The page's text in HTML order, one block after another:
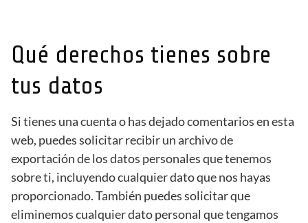
Qué derechos tienes sobre
tus datos
Si tienes una cuenta o has dejado comentarios en esta
web, puedes solicitar recibir un archivo de
exportación de los datos personales que tenemos
sobre ti, incluyendo cualquier dato que nos hayas
proporcionado. También puedes solicitar que
eliminemos cualquier dato personal que tengamos